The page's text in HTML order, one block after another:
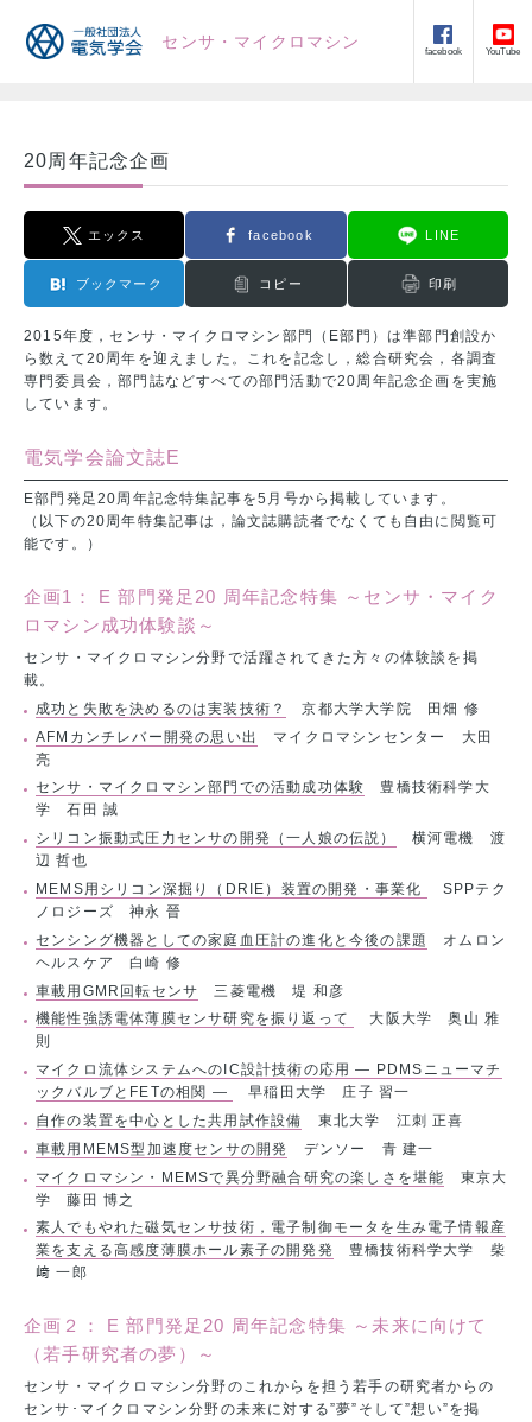
センサ・マイクロマシン
facebook YouTube
20周年記念企画
エックス facebook LINE
ブックマーク コピー 印刷
2015年度，センサ・マイクロマシン部門（E部門）は準部門創設か
ら数えて20周年を迎えました。これを記念し，総合研究会，各調査
専門委員会，部門誌などすべての部門活動で20周年記念企画を実施
しています。
電気学会論文誌E
E部門発足20周年記念特集記事を5月号から掲載しています。
（以下の20周年特集記事は，論文誌購読者でなくても自由に閲覧可
能です。）
企画1： E 部門発足20 周年記念特集 ～センサ・マイク
ロマシン成功体験談～
センサ・マイクロマシン分野で活躍されてきた方々の体験談を掲
載。
成功と失敗を決めるのは実装技術？
京都大学大学院 田畑 修
AFMカンチレバー開発の思い出
マイクロマシンセンター 大田
亮
センサ・マイクロマシン部門での活動成功体験 豊橋技術科学大
学 石田 誠
シリコン振動式圧力センサの開発（一人娘の伝説）
横河電機 渡
辺 哲也
MEMS用シリコン深掘り（DRIE）装置の開発・事業化
SPPテク
ノロジーズ 神永 晉
センシング機器としての家庭血圧計の進化と今後の課題
オムロン
ヘルスケア 白崎 修
車載用GMR回転センサ 三菱電機 堤 和彦
機能性強誘電体薄膜センサ研究を振り返って
大阪大学 奥山 雅
則
マイクロ流体システムへのIC設計技術の応用 — PDMSニューマチ
ックバルブとFETの相関 —
早稲田大学 庄子 習一
自作の装置を中心とした共用試作設備
東北大学 江刺 正喜
車載用MEMS型加速度センサの開発
デンソー 青 建一
マイクロマシン・MEMSで異分野融合研究の楽しさを堪能
東京大
学 藤田 博之
素人でもやれた磁気センサ技術，電子制御モータを生み電子情報産
業を支える高感度薄膜ホール素子の開発発
豊橋技術科学大学 柴
﨑 一郎
企画２： E 部門発足20 周年記念特集 ～未来に向けて
（若手研究者の夢）～
センサ・マイクロマシン分野のこれからを担う若手の研究者からの
センサ･マイクロマシン分野の未来に対する”夢”そして”想い”を掲